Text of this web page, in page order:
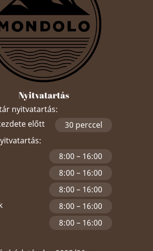
Nyitvatartás
nyitvatartás:
előtt
30 perccel
8:00 – 16:00
8:00 – 16:00
8:00 – 16:00
8:00 – 16:00
8:00 – 16:00